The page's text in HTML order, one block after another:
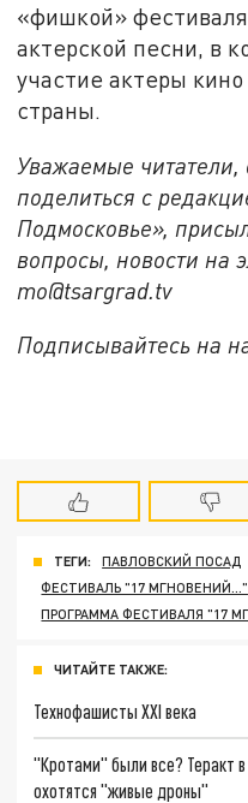
«фишкой»
актерской песни, в
участие актеры кино
страны.
Уважаемые читатели,
поделиться с
Подмосковье»,
вопросы, новости на
mo@tsargrad.tv
Подписывайтесь на
ТЕГИ: ПАВЛОВСКИЙ ПОСАД
ФЕСТИВАЛЬ "17 МГНОВЕНИЙ..."
ПРОГРАММА ФЕСТИВАЛЯ "17
ЧИТАЙТЕ ТАКЖЕ:
Технофашисты XXI века
"Кротами" были все? Теракт
охотятся "живые дроны"